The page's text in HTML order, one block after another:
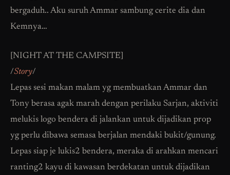
bergaduh.. Aku suruh Ammar sambung cerite dia dan
Kemnya…
[NIGHT AT THE CAMPSITE]
/Story/
Lepas sesi makan malam yg membuatkan Ammar dan
Tony berasa agak marah dengan perilaku Sarjan, aktiviti
melukis logo bendera di jalankan untuk dijadikan prop
yg perlu dibawa semasa berjalan mendaki bukit/gunung.
Lepas siap je lukis2 bendera, meraka di arahkan mencari
ranting2 kayu di kawasan berdekatan untuk dijadikan